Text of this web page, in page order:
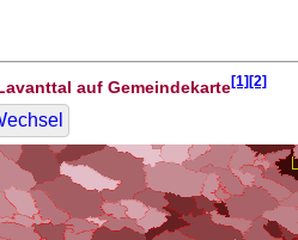
auf Gemeindekarte[1][2]